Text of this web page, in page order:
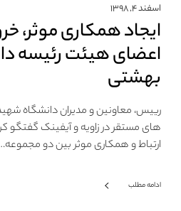
اسفند ۴, ۱۳۹۸
ایجاد همکاری موثر،
اعضای هیئت رئیسه
بهشتی
رییس، معاونین و مدیران دانشگاه
های مستقر در زاویه و آیفینک گفتگو
ارتباط و همکاری موثر بین دو
ادامه مطلب